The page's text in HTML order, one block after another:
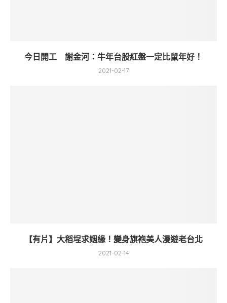
今日開工 謝金河：牛年台股紅盤一定比鼠年好！
2021-02-17
【有片】大稻埕求姻緣！變身旗袍美人漫遊老台北
2021-02-14